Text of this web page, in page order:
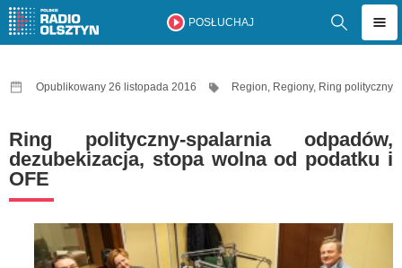
POSŁUCHAJ
Opublikowany 26 listopada 2016 Region, Regiony, Ring polityczny
Ring polityczny-spalarnia odpadów,
dezubekizacja, stopa wolna od podatku i
OFE